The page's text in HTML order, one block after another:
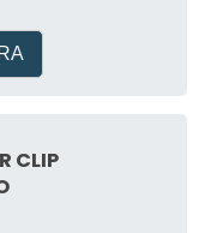
CLIP